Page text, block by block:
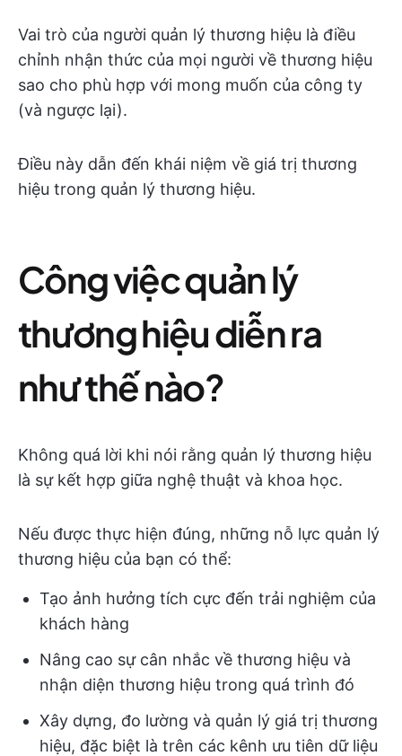
Vai trò của người quản lý thương hiệu là điều
chỉnh nhận thức của mọi người về thương hiệu
sao cho phù hợp với mong muốn của công ty
(và ngược lại).
Điều này dẫn đến khái niệm về giá trị thương
hiệu trong quản lý thương hiệu.
Công việc quản lý
thương hiệu diễn ra
như thế nào?
Không quá lời khi nói rằng quản lý thương hiệu
là sự kết hợp giữa nghệ thuật và khoa học.
Nếu được thực hiện đúng, những nỗ lực quản lý
thương hiệu của bạn có thể:
Tạo ảnh hưởng tích cực đến trải nghiệm của
khách hàng
Nâng cao sự cân nhắc về thương hiệu và
nhận diện thương hiệu trong quá trình đó
Xây dựng, đo lường và quản lý giá trị thương
hiệu, đặc biệt là trên các kênh ưu tiên dữ liệu